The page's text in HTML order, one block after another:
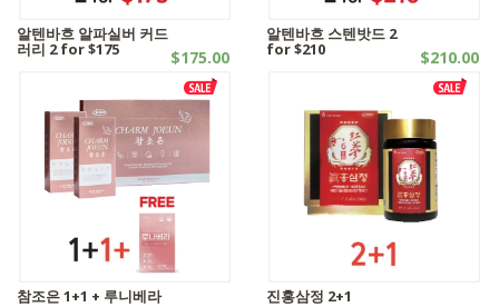
알텐바흐 알파실버 커드
러리 2 for $175 $175.00
알텐바흐 스텐밧드 2
for $210 $210.00
참조은 1+1 + 루니베라 진홍삼정 2+1